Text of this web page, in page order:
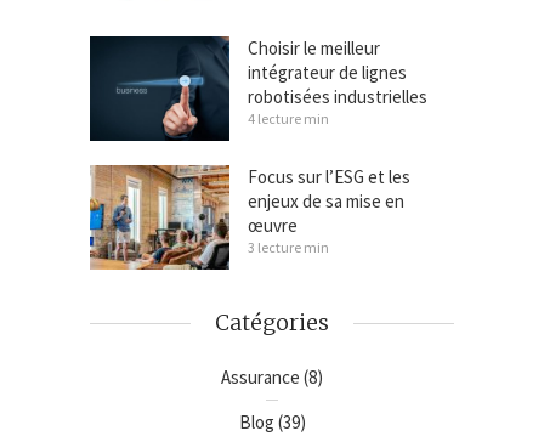
Choisir le meilleur
intégrateur de lignes
robotisées industrielles
4 lecture min
Focus sur l’ESG et les
enjeux de sa mise en
œuvre
3 lecture min
Catégories
Assurance (8)
Blog (39)